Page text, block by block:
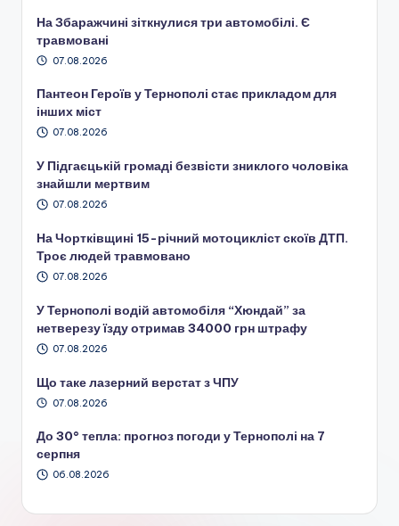
На Збаражчині зіткнулися три автомобілі. Є
травмовані
07.08.2026
Пантеон Героїв у Тернополі стає прикладом для
інших міст
07.08.2026
У Підгаєцькій громаді безвісти зниклого чоловіка
знайшли мертвим
07.08.2026
На Чортківщині 15-річний мотоцикліст скоїв ДТП.
Троє людей травмовано
07.08.2026
У Тернополі водій автомобіля “Хюндай” за
нетверезу їзду отримав 34000 грн штрафу
07.08.2026
Що таке лазерний верстат з ЧПУ
07.08.2026
До 30° тепла: прогноз погоди у Тернополі на 7
серпня
06.08.2026